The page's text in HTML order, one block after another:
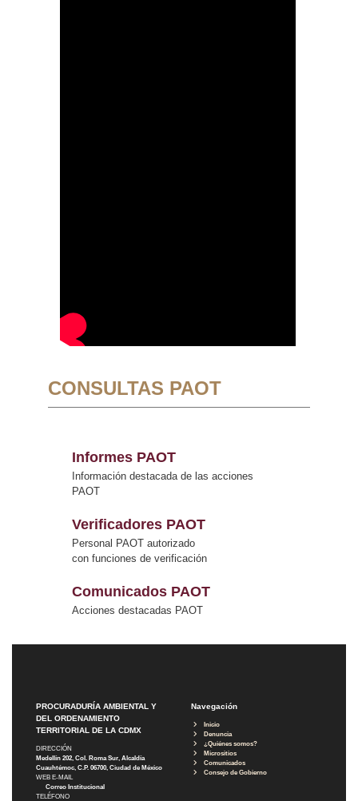
CONSULTAS PAOT
Informes PAOT
Información destacada de las acciones
PAOT
Verificadores PAOT
Personal PAOT autorizado
con funciones de verificación
Comunicados PAOT
Acciones destacadas PAOT
PROCURADURÍA AMBIENTAL Y
DEL ORDENAMIENTO
TERRITORIAL DE LA CDMX
DIRECCIÓN
Medellín 202, Col. Roma Sur, Alcaldía
Cuauhtémoc, C.P. 06700, Ciudad de México
WEB E-MAIL
Correo Institucional
TELÉFONO
Navegación
Inicio
Denuncia
¿Quiénes somos?
Micrositios
Comunicados
Consejo de Gobierno